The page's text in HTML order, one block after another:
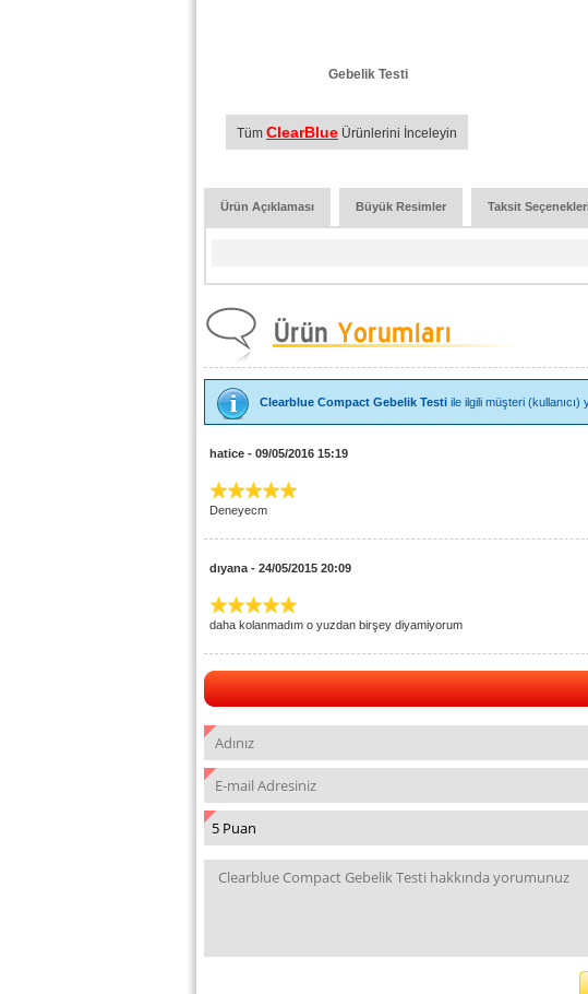
Gebelik Testi
Tüm ClearBlue Ürünlerini İnceleyin
Ürün Açıklaması Büyük Resimler Taksit
Clearblue Compact Gebelik Testi ile ilgili müşteri
hatice - 09/05/2016 15:19
Deneyecm
dıyana - 24/05/2015 20:09
daha kolanmadım o yuzdan birşey diyamiyorum